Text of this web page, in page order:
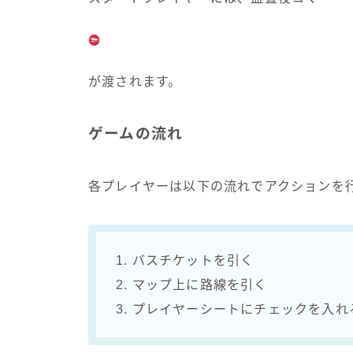
が渡されます。
ゲームの流れ
各プレイヤーは以下の流れでアクションを
1. バスチケットを引く
2. マップ上に路線を引く
3. プレイヤーシートにチェックを入れ